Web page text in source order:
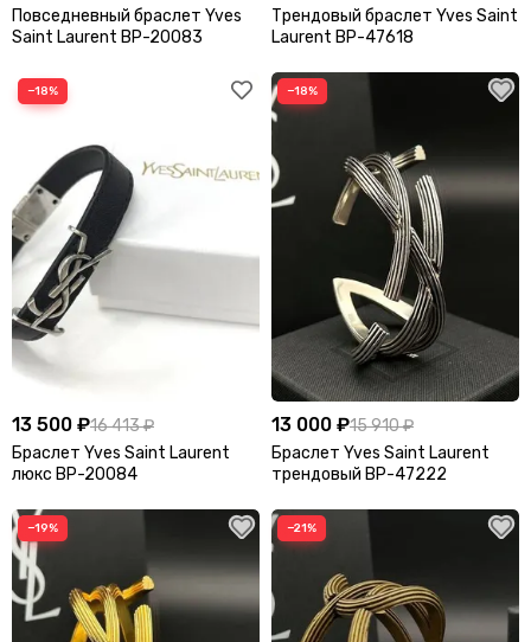
Повседневный браслет Yves
Saint Laurent BP-20083
Трендовый браслет Yves Saint
Laurent BP-47618
−18%
13 500 ₽16 413 ₽
Браслет Yves Saint Laurent
люкс BP-20084
−18%
13 000 ₽15 910 ₽
Браслет Yves Saint Laurent
трендовый BP-47222
−19% −21%